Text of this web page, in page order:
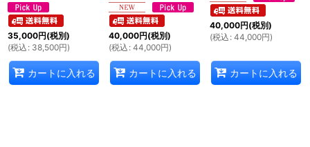
35,000円(税別)
(税込 : 38,500円)
カートに入れる
40,000円(税別)
(税込 : 44,000円)
カートに入れる
40,000円(税別)
(税込 : 44,000円)
カートに入れる